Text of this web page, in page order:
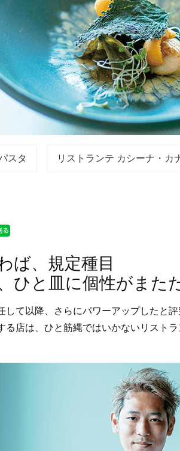
スタ リストランテ カシーナ・カ
ば、規定種目
ひと皿に個性がまた
して以降、さらにパワーアップしたと
る店は、ひと筋縄ではいかないリスト